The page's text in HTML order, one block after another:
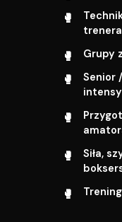
Grupy
Senior
Siła,